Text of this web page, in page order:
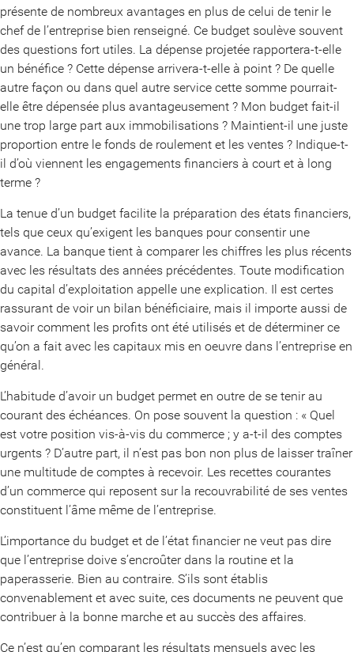
présente de nombreux avantages en plus de celui de tenir le
chef de l’entreprise bien renseigné. Ce budget soulève souvent
des questions fort utiles. La dépense projetée rapportera-t-elle
un bénéfice ? Cette dépense arrivera-t-elle à point ? De quelle
autre façon ou dans quel autre service cette somme pourrait-
elle être dépensée plus avantageusement ? Mon budget fait-il
une trop large part aux immobilisations ? Maintient-il une juste
proportion entre le fonds de roulement et les ventes ? Indique-t-
il d’où viennent les engagements financiers à court et à long
terme ?
La tenue d’un budget facilite la préparation des états financiers,
tels que ceux qu’exigent les banques pour consentir une
avance. La banque tient à comparer les chiffres les plus récents
avec les résultats des années précédentes. Toute modification
du capital d’exploitation appelle une explication. Il est certes
rassurant de voir un bilan bénéficiaire, mais il importe aussi de
savoir comment les profits ont été utilisés et de déterminer ce
qu’on a fait avec les capitaux mis en oeuvre dans l’entreprise en
général.
L’habitude d’avoir un budget permet en outre de se tenir au
courant des échéances. On pose souvent la question : « Quel
est votre position vis-à-vis du commerce ; y a-t-il des comptes
urgents ? D’autre part, il n’est pas bon non plus de laisser traîner
une multitude de comptes à recevoir. Les recettes courantes
d’un commerce qui reposent sur la recouvrabilité de ses ventes
constituent l’âme même de l’entreprise.
L’importance du budget et de l’état financier ne veut pas dire
que l’entreprise doive s’encroûter dans la routine et la
paperasserie. Bien au contraire. S’ils sont établis
convenablement et avec suite, ces documents ne peuvent que
contribuer à la bonne marche et au succès des affaires.
Ce n’est qu’en comparant les résultats mensuels avec les